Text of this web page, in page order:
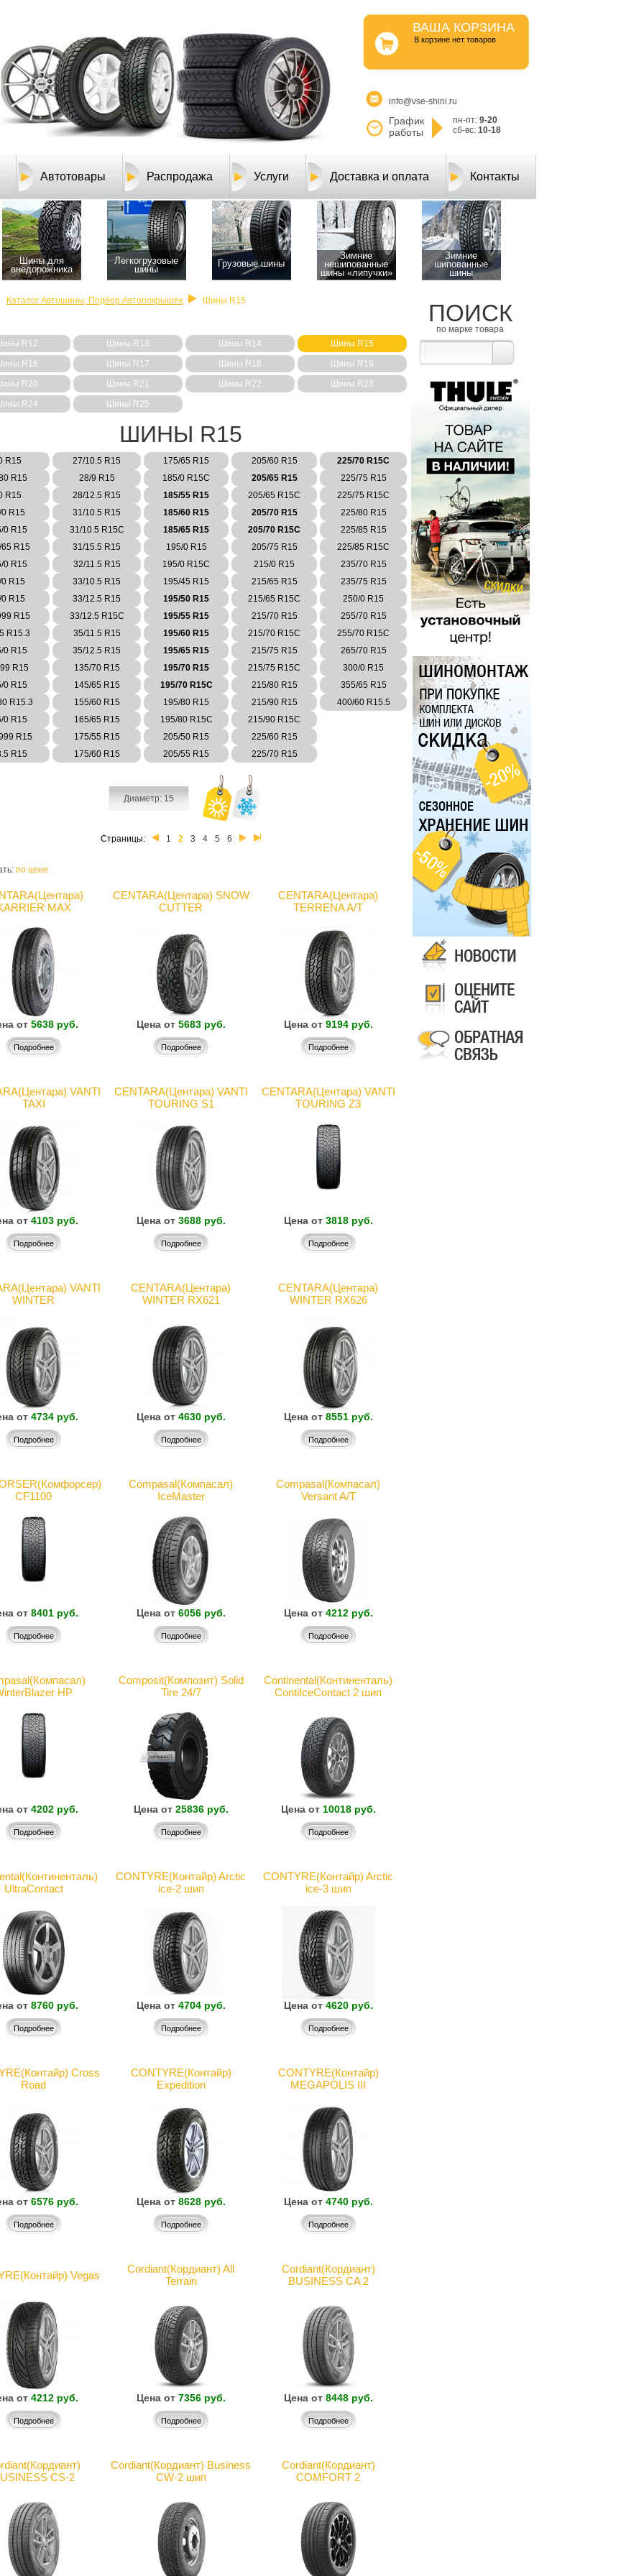
ВАША КОРЗИНА
B корзине нет товаров
info@vse-shini.ru
График
работы
пн-пт: 9-20
сб-вс: 10-18
Автотовары Распродажа Услуги Доставка и оплата Контакты
Шины для
внедорожника
Легкогрузовые
шины
Грузовые шины
Зимние
нешипованные
шины «липучки»
Зимние
шипованные
шины
ПОИСК
по марке товара
Каталог Автошины, Подбор Автопокрышек Шины R15
R12 Шины R13 Шины R14
Шины R15
R16
Шины R17 Шины R18
Шины R19
R20
Шины R21 Шины R22
Шины R23
R24
Шины R25
ШИНЫ R15
R15
R15
R15
R15
0 R15
R15
0 R15
R15
R15
R15
R15.3
0 R15
R15
0 R15
R15.3
0 R15
R15
R15
27/10.5 R15
28/9 R15
28/12.5 R15
31/10.5 R15
31/10.5 R15C
31/15.5 R15
32/11.5 R15
33/10.5 R15
33/12.5 R15
33/12.5 R15C
35/11.5 R15
35/12.5 R15
135/70 R15
145/65 R15
155/60 R15
165/65 R15
175/55 R15
175/60 R15
175/65 R15
185/0 R15C
185/55 R15
185/60 R15
185/65 R15
195/0 R15
195/0 R15C
195/45 R15
195/50 R15
195/55 R15
195/60 R15
195/65 R15
195/70 R15
195/70 R15C
195/80 R15
195/80 R15C
205/50 R15
205/55 R15
205/60 R15
205/65 R15
205/65 R15C
205/70 R15
205/70 R15C
205/75 R15
215/0 R15
215/65 R15
215/65 R15C
215/70 R15
215/70 R15C
215/75 R15
215/75 R15C
215/80 R15
215/90 R15
215/90 R15C
225/60 R15
225/70 R15
225/70 R15C
225/75 R15
225/75 R15C
225/80 R15
225/85 R15
225/85 R15C
235/70 R15
235/75 R15
250/0 R15
255/70 R15
255/70 R15C
265/70 R15
300/0 R15
355/65 R15
400/60 R15.5
Диаметр: 15
Страницы: 1 2 3 4 5 6
по цене
MAX
от 5638 руб.
Подробнее
CENTARA(Центара) SNOW
CUTTER
Цена от 5683 руб.
Подробнее
CENTARA(Центара)
TERRENA A/T
Цена от 9194 руб.
Подробнее
VANTI
TAXI
от 4103 руб.
Подробнее
CENTARA(Центара) VANTI
TOURING S1
Цена от 3688 руб.
Подробнее
CENTARA(Центара) VANTI
TOURING Z3
Цена от 3818 руб.
Подробнее
VANTI
WINTER
от 4734 руб.
Подробнее
CENTARA(Центара)
WINTER RX621
Цена от 4630 руб.
Подробнее
CENTARA(Центара)
WINTER RX626
Цена от 8551 руб.
Подробнее
CF1100
от 8401 руб.
Подробнее
Compasal(Компасал)
IceMaster
Цена от 6056 руб.
Подробнее
Compasal(Компасал)
Versant A/T
Цена от 4212 руб.
Подробнее
HP
от 4202 руб.
Подробнее
Composit(Композит) Solid
Tire 24/7
Цена от 25836 руб.
Подробнее
Continental(Континенталь)
ContiIceContact 2 шип
Цена от 10018 руб.
Подробнее
UltraContact
от 8760 руб.
Подробнее
CONTYRE(Контайр) Arctic
ice-2 шип
Цена от 4704 руб.
Подробнее
CONTYRE(Контайр) Arctic
ice-3 шип
Цена от 4620 руб.
Подробнее
Cross
Road
от 6576 руб.
Подробнее
CONTYRE(Контайр)
Expedition
Цена от 8628 руб.
Подробнее
CONTYRE(Контайр)
MEGAPOLIS III
Цена от 4740 руб.
Подробнее
Vegas
от 4212 руб.
Подробнее
Cordiant(Кордиант) All
Terrain
Цена от 7356 руб.
Подробнее
Cordiant(Кордиант)
BUSINESS CA 2
Цена от 8448 руб.
Подробнее
CS-2
Cordiant(Кордиант) Business
CW-2 шип
Cordiant(Кордиант)
COMFORT 2